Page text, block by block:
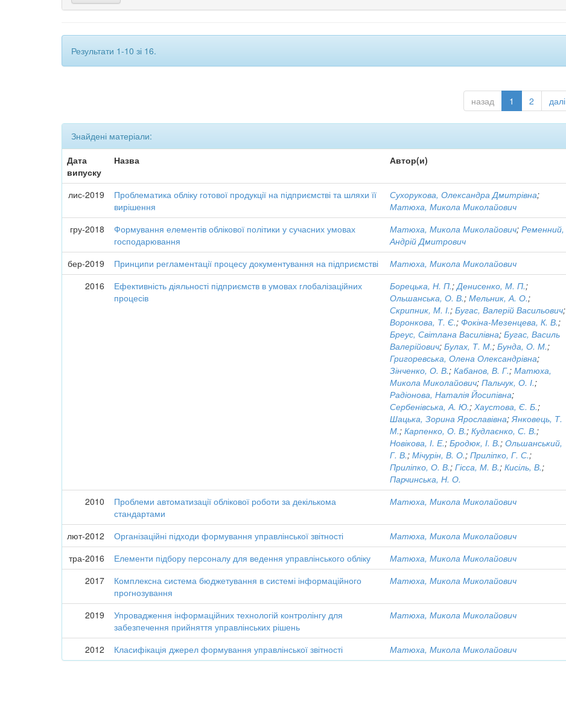
Результати 1-10 зі 16.
назад 1 2 далі
Знайдені матеріали:
Дата
випуску
Назва Автор(и)
лис-2019
Проблематика обліку готової продукції на підприємстві та шляхи її
вирішення
Сухорукова, Олександра Дмитрівна;
Матюха, Микола Миколайович
гру-2018
Формування елементів облікової політики у сучасних умовах
господарювання
Матюха, Микола Миколайович;Ременний,
Андрій Дмитрович
бер-2019
Принципи регламентації процесу документування на підприємстві
Матюха, Микола Миколайович
2016
Ефективність діяльності підприємств в умовах глобалізаційних
процесів
Борецька, Н. П.;Денисенко, М. П.;
Ольшанська, О. В.;Мельник, А. О.;
Скрипник, М. І.;Бугас, Валерій Васильович;
Воронкова, Т. Є.;Фокіна-Мезенцева, К. В.;
Бреус, Світлана Василівна;Бугас, Василь
Валерійович;Булах, Т. М.;Бунда, О. М.;
Григоревська, Олена Олександрівна;
Зінченко, О. В.;Кабанов, В. Г.;Матюха,
Микола Миколайович;Пальчук, О. І.;
Радіонова, Наталія Йосипівна;
Сербенівська, А. Ю.;Хаустова, Є. Б.;
Шацька, Зорина Ярославівна;Янковець, Т.
М.;Карпенко, О. В.;Кудлаєнко, С. В.;
Новікова, І. Е.;Бродюк, І. В.;Ольшанський,
Г. В.;Мічурін, В. О.;Приліпко, Г. С.;
Приліпко, О. В.;Гісса, М. В.;Кисіль, В.;
Парчинська, Н. О.
2010
Проблеми автоматизації облікової роботи за декількома
стандартами
Матюха, Микола Миколайович
лют-2012 Організаційні підходи формування управлінської звітності
Матюха, Микола Миколайович
тра-2016
Елементи підбору персоналу для ведення управлінського обліку
Матюха, Микола Миколайович
2017
Комплексна система бюджетування в системі інформаційного
прогнозування
Матюха, Микола Миколайович
2019
Упровадження інформаційних технологій контролінгу для
забезпечення прийняття управлінських рішень
Матюха, Микола Миколайович
2012 Класифікація джерел формування управлінської звітності Матюха, Микола Миколайович